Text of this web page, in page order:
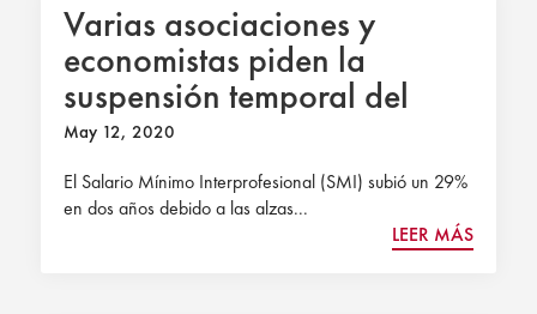
Varias asociaciones y
economistas piden la
suspensión temporal del
SMI
May 12, 2020
El Salario Mínimo Interprofesional (SMI) subió un 29%
en dos años debido a las alzas...
LEER MÁS